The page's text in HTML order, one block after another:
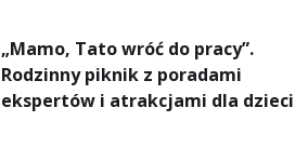
„Mamo, Tato wróć do pracy”.
Rodzinny piknik z poradami
ekspertów i atrakcjami dla dzieci